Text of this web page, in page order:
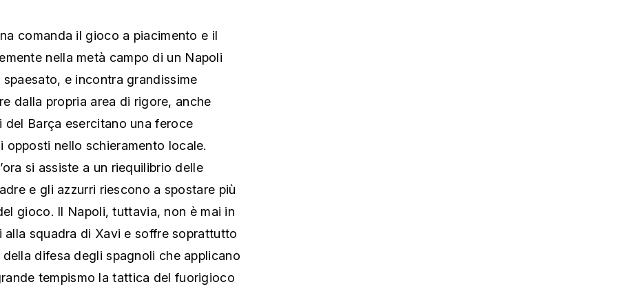
comanda il gioco a piacimento e il
nella metà campo di un Napoli
e incontra grandissime
dalla propria area di rigore, anche
del Barça esercitano una feroce
opposti nello schieramento locale.
si assiste a un riequilibrio delle
e gli azzurri riescono a spostare più
gioco. Il Napoli, tuttavia, non è mai in
alla squadra di Xavi e soffre soprattutto
difesa degli spagnoli che applicano
tempismo la tattica del fuorigioco